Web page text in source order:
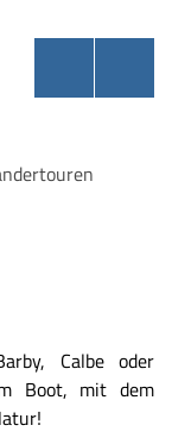
Calbe oder
Boot, mit dem